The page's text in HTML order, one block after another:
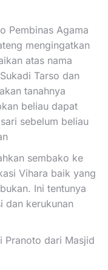
Pembinas Agama
mengingatkan
atas nama
Tarso dan
tanahnya
beliau dapat
sebelum beliau
sembako ke
Vihara baik yang
Ini tentunya
dan kerukunan
Pranoto dari Masjid